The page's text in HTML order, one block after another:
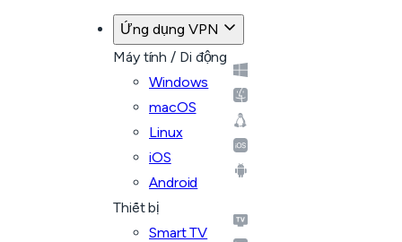
Ứng dụng VPN
Máy tính / Di động
Windows
macOS
Linux
iOS
Android
Thiết bị
Smart TV